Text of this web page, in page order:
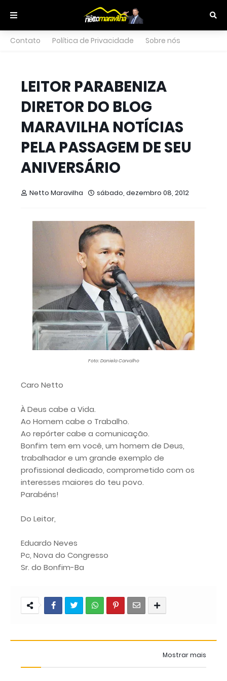
Contato Política de Privacidade Sobre nós
LEITOR PARABENIZA
DIRETOR DO BLOG
MARAVILHA NOTÍCIAS
PELA PASSAGEM DE SEU
ANIVERSÁRIO
Netto Maravilha sábado, dezembro 08, 2012
Foto: Daniela Carvalho
Caro Netto
À Deus cabe a Vida.
Ao Homem cabe o Trabalho.
Ao repórter cabe a comunicação.
Bonfim tem em você, um homem de Deus,
trabalhador e um grande exemplo de
profissional dedicado, comprometido com os
interesses maiores do teu povo.
Parabéns!
Do Leitor,
Eduardo Neves
Pc, Nova do Congresso
Sr. do Bonfim-Ba
Mostrar mais